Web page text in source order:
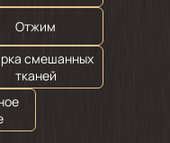
Отжим
смешанных
тканей